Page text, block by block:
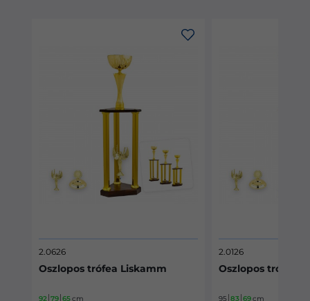
Oszlopos trófea Lomnic